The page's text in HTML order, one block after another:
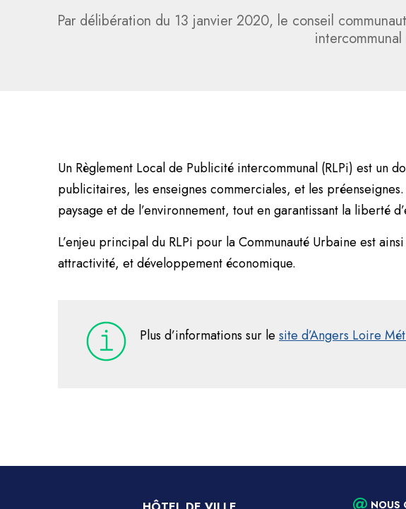
Par délibération du 13 janvier 2020, le conseil
Un Règlement Local de Publicité intercommunal (RLPi) est un
publicitaires, les enseignes commerciales, et les
paysage et de l’environnement, tout en garantissant la liberté
L’enjeu principal du RLPi pour la Communauté Urbaine est
attractivité, et développement économique.
Plus d’informations sur le site d’Angers Loire
NOUS